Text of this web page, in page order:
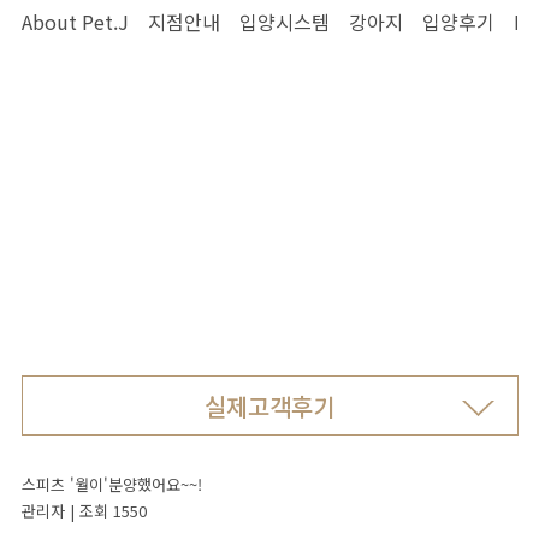
Pet.J 셀럽
인스타그램
사랑나눔
About Pet.J 지점안내 입양시스템 강아지 입양후기
실제고객후기
스피츠 '월이'분양했어요~~!
관리자 | 조회 1550